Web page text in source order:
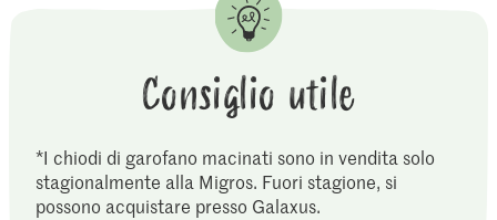
Consiglio utile
*I chiodi di garofano macinati sono in vendita solo
stagionalmente alla Migros. Fuori stagione, si
possono acquistare presso Galaxus.